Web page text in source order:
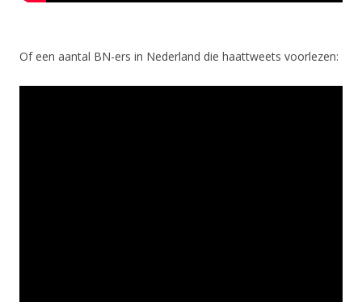
Of een aantal BN-ers in Nederland die haattweets voorlezen: